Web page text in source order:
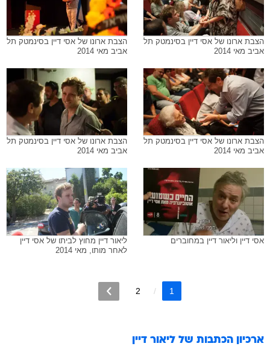
הצבת ארונו של אסי דיין בסינמטק תל
אביב מאי 2014
הצבת ארונו של אסי דיין בסינמטק תל
אביב מאי 2014
הצבת ארונו של אסי דיין בסינמטק תל
אביב מאי 2014
הצבת ארונו של אסי דיין בסינמטק תל
אביב מאי 2014
אסי דיין וליאור דיין במחוברים
ליאור דיין מחוץ לביתו של אסי דיין
לאחר מותו, מאי 2014
1
2
ארכיון הכתבות של ליאור דיין